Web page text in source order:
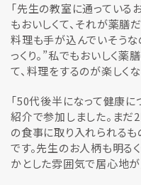
「先生の教室に通っている
もおいしくて、それが薬膳
料理も手が込んでいそうな
っくり。”私でもおいしく
て、料理をするのが楽しくな
「50代後半になって健康に
紹介で参加しました。まだ
の食事に取り入れられるも
です。先生のお人柄も明る
かとした雰囲気で居心地が